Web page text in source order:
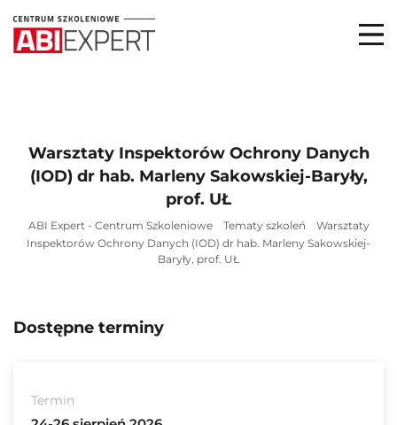
Warsztaty Inspektorów Ochrony Danych
(IOD) dr hab. Marleny Sakowskiej-Baryły,
prof. UŁ
ABI Expert - Centrum Szkoleniowe Tematy szkoleń
Warsztaty
Inspektorów Ochrony Danych (IOD) dr hab. Marleny Sakowskiej-
Baryły, prof. UŁ
Dostępne terminy
Termin